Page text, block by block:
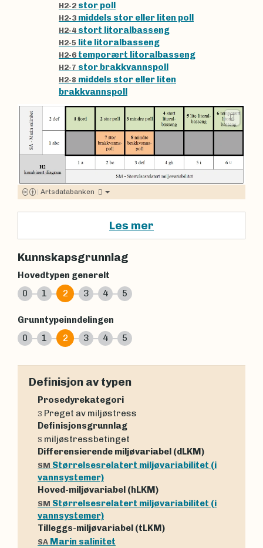
H2-2 stor poll
H2-3 middels stor eller liten poll
H2-4 stort litoralbasseng
H2-5 lite litoralbasseng
H2-6 temporært litoralbasseng
H2-7 stor brakkvannspoll
H2-8 middels stor eller liten
brakkvannspoll
| Artsdatabanken
Les mer
Kunnskapsgrunnlag
Hovedtypen generelt
0
1 2 3 4 5
Grunntypeinndelingen
0
1 2 3 4 5
Definisjon av typen
Prosedyrekategori
3 Preget av miljøstress
Definisjonsgrunnlag
S miljøstressbetinget
Differensierende miljøvariabel (dLKM)
SM Størrelsesrelatert miljøvariabilitet (i
vannsystemer)
Hoved-miljøvariabel (hLKM)
SM Størrelsesrelatert miljøvariabilitet (i
vannsystemer)
Tilleggs-miljøvariabel (tLKM)
SA Marin salinitet